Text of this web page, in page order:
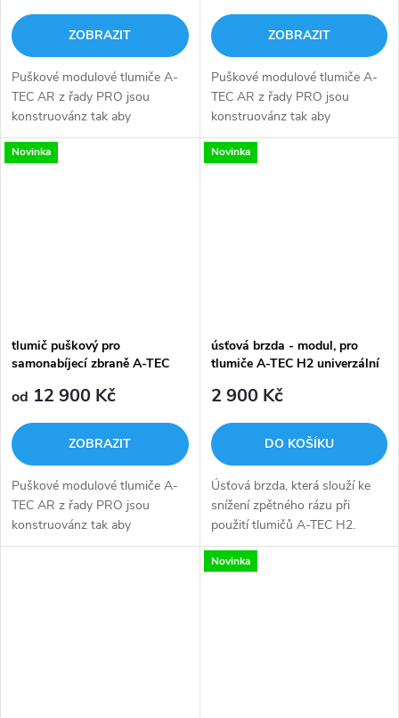
ZOBRAZIT
Puškové modulové tlumiče A-
TEC AR z řady PRO jsou
konstruovánz tak aby
fungovaly při dlouhých sériích
výstřelů, které jsou typické pro
ZOBRAZIT
Puškové modulové tlumiče A-
TEC AR z řady PRO jsou
konstruovánz tak aby
fungovaly při dlouhých sériích
výstřelů, které jsou typické pro
Novinka
tlumič puškový pro
samonabíjecí zbraně A-TEC
od 12 900 Kč
ZOBRAZIT
Puškové modulové tlumiče A-
TEC AR z řady PRO jsou
konstruovánz tak aby
fungovaly při dlouhých sériích
Novinka
úsťová brzda - modul, pro
tlumiče A-TEC H2 univerzální
2 900 Kč
DO KOŠÍKU
Úsťová brzda, která slouží ke
snížení zpětného rázu při
použití tlumičů A-TEC H2.
Novinka